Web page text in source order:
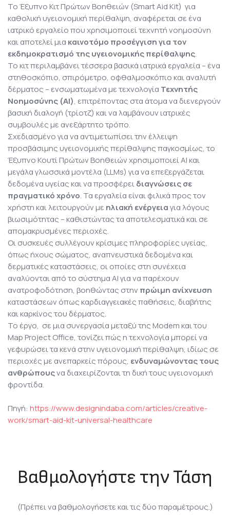
Το Έξυπνο Κιτ Πρώτων Βοηθειών (Smart Aid Kit) για
καθολική υγειονομική περίθαλψη, αναφέρεται σε ένα
ιατρικό εργαλείο που χρησιμοποιεί τεχνητή νοημοσύνη
και αποτελεί μια καινοτόμο προσέγγιση για τον
εκδημοκρατισμό της υγειονομικής περίθαλψης.
Το κιτ περιλαμβάνει τέσσερα βασικά ιατρικά εργαλεία – ένα
στηθοσκόπιο, σπιρόμετρο, οφθαλμοσκόπιο και αναλυτή
δέρματος – ενσωματωμένα με τεχνολογία Τεχνητής
Νοημοσύνης (AI), επιτρέποντας στα άτομα να διενεργούν
βασική διαλογή (τρίοτζ) και να λαμβάνουν ιατρικές
συμβουλές με ανεξάρτητο τρόπο.
Σχεδιασμένο για να αντιμετωπίσει την έλλειψη
προσβάσιμης υγειονομικής περίθαλψης παγκοσμίως, το
Έξυπνο Κουτί Πρώτων Βοηθειών χρησιμοποιεί AI και
μεγάλα γλωσσικά μοντέλα (LLMs) για να επεξεργάζεται
δεδομένα υγείας και να προσφέρειδιαγνώσεις σε
πραγματικό χρόνο. Τα εργαλεία είναι φιλικά προς τον
χρήστη και λειτουργούν με ηλιακή ενέργειαγια λόγους
βιωσιμότητας – καθιστώντας τα αποτελεσματικά και σε
απομακρυσμένες περιοχές.
Οι συσκευές συλλέγουν κρίσιμες πληροφορίες υγείας,
όπως ήχους σώματος, αναπνευστικά δεδομένα και
δερματικές καταστάσεις, οι οποίες στη συνέχεια
αναλύονται από το σύστημα AI για να παρέχουν
ανατροφοδότηση, βοηθώντας στην πρώιμη ανίχνευση
καταστάσεων όπως καρδιαγγειακές παθήσεις, διαβήτης
και καρκίνος του δέρματος.
Το έργο, σε μια συνεργασία μεταξύ της Modem και του
Map Project Office, τονίζει πώς η τεχνολογία μπορεί να
γεφυρώσει τα κενά στην υγειονομική περίθαλψη, ιδίως σε
περιοχές με ανεπαρκείς πόρους, ενδυναμώνοντας τους
ανθρώπουςνα διαχειρίζονται τη δική τους υγειονομική
φροντίδα.
Πηγή: https://www.designindaba.com/articles/creative-
work/smart-aid-kit-universal-healthcare
Βαθμολογήστε την Τάση
(Πρέπει να βαθμολογήσετε και τις δύο παραμέτρους.)